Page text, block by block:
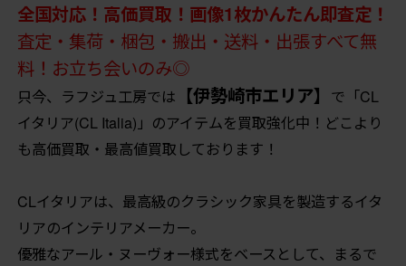
全国対応！高価買取！画像1枚かんたん即査定！
査定・集荷・梱包・搬出・送料・出張すべて無
料！お立ち会いのみ◎
只今、ラフジュ工房では 【伊勢崎市エリア】 で「CL
イタリア(CL Italia)」のアイテムを買取強化中！どこより
も高価買取・最高値買取しております！
CLイタリアは、最高級のクラシック家具を製造するイタ
リアのインテリアメーカー。
優雅なアール・ヌーヴォー様式をベースとして、まるで